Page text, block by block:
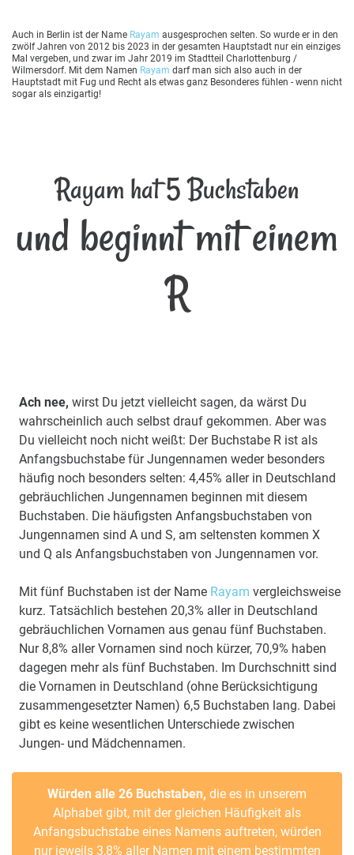
Auch in Berlin ist der Name Rayam ausgesprochen selten. So wurde er in den
zwölf Jahren von 2012 bis 2023 in der gesamten Hauptstadt nur ein einziges
Mal vergeben, und zwar im Jahr 2019 im Stadtteil Charlottenburg /
Wilmersdorf. Mit dem Namen Rayam darf man sich also auch in der
Hauptstadt mit Fug und Recht als etwas ganz Besonderes fühlen - wenn nicht
sogar als einzigartig!
Rayam hat 5 Buchstaben
und beginnt mit einem
R
Ach nee, wirst Du jetzt vielleicht sagen, da wärst Du
wahrscheinlich auch selbst drauf gekommen. Aber was
Du vielleicht noch nicht weißt: Der Buchstabe R ist als
Anfangsbuchstabe für Jungennamen weder besonders
häufig noch besonders selten: 4,45% aller in Deutschland
gebräuchlichen Jungennamen beginnen mit diesem
Buchstaben. Die häufigsten Anfangsbuchstaben von
Jungennamen sind A und S, am seltensten kommen X
und Q als Anfangsbuchstaben von Jungennamen vor.
Mit fünf Buchstaben ist der Name Rayam vergleichsweise
kurz. Tatsächlich bestehen 20,3% aller in Deutschland
gebräuchlichen Vornamen aus genau fünf Buchstaben.
Nur 8,8% aller Vornamen sind noch kürzer, 70,9% haben
dagegen mehr als fünf Buchstaben. Im Durchschnitt sind
die Vornamen in Deutschland (ohne Berücksichtigung
zusammengesetzter Namen) 6,5 Buchstaben lang. Dabei
gibt es keine wesentlichen Unterschiede zwischen
Jungen- und Mädchennamen.
Würden alle 26 Buchstaben, die es in unserem
Alphabet gibt, mit der gleichen Häufigkeit als
Anfangsbuchstabe eines Namens auftreten, würden
nur jeweils 3,8% aller Namen mit einem bestimmten